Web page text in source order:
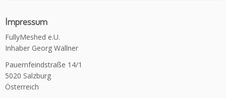
Impressum
FullyMeshed e.U.
Inhaber Georg Wallner
Pauernfeindstraße 14/1
5020 Salzburg
Österreich